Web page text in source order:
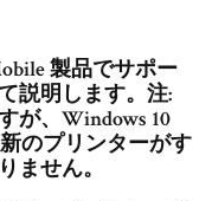
製品でサポー
説明します。注:
が、Windows 10
のプリンターがす
ません。